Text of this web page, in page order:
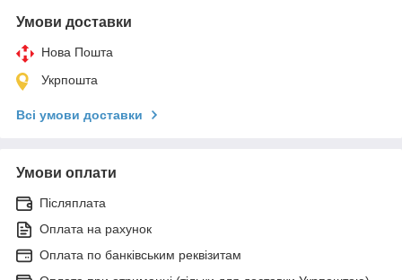
Умови доставки
Нова Пошта
Укрпошта
Всі умови доставки
Умови оплати
Післяплата
Оплата на рахунок
Оплата по банківським реквізитам